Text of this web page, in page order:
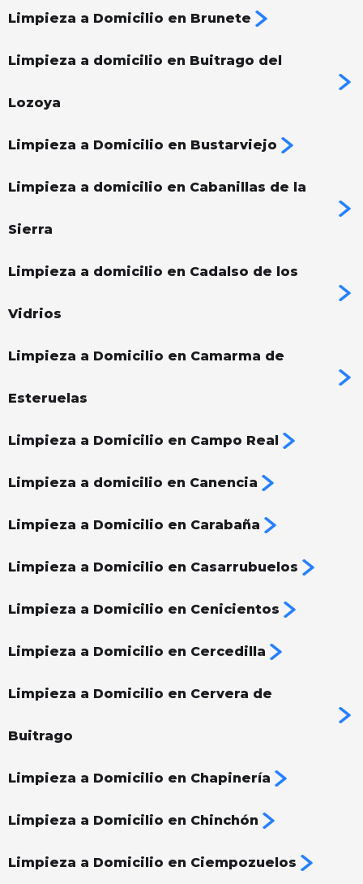
Limpieza a Domicilio en Brunete
Limpieza a domicilio en Buitrago del
Lozoya
Limpieza a Domicilio en Bustarviejo
Limpieza a domicilio en Cabanillas de la
Sierra
Limpieza a domicilio en Cadalso de los
Vidrios
Limpieza a Domicilio en Camarma de
Esteruelas
Limpieza a Domicilio en Campo Real
Limpieza a domicilio en Canencia
Limpieza a Domicilio en Carabaña
Limpieza a Domicilio en Casarrubuelos
Limpieza a Domicilio en Cenicientos
Limpieza a Domicilio en Cercedilla
Limpieza a Domicilio en Cervera de
Buitrago
Limpieza a Domicilio en Chapinería
Limpieza a Domicilio en Chinchón
Limpieza a Domicilio en Ciempozuelos